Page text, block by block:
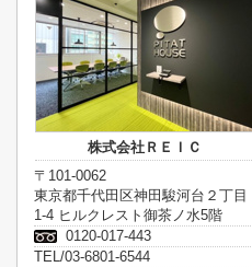
株式会社ＲＥＩＣ
〒101-0062
東京都千代田区神田駿河台２丁目
1-4 ヒルクレスト御茶ノ水5階
0120-017-443
TEL/03-6801-6544